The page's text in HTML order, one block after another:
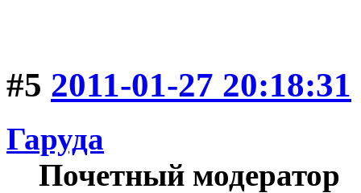
#5 2011-01-27 20:18:31
Гаруда
Почетный модератор